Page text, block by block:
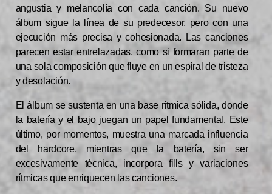
angustia y melancolía con cada canción. Su nuevo
álbum sigue la línea de su predecesor, pero con una
ejecución más precisa y cohesionada. Las canciones
parecen estar entrelazadas, como si formaran parte de
una sola composición que fluye en un espiral de tristeza
y desolación.
El álbum se sustenta en una base rítmica sólida, donde
la batería y el bajo juegan un papel fundamental. Este
último, por momentos, muestra una marcada influencia
del hardcore, mientras que la batería, sin ser
excesivamente técnica, incorpora fills y variaciones
rítmicas que enriquecen las canciones.